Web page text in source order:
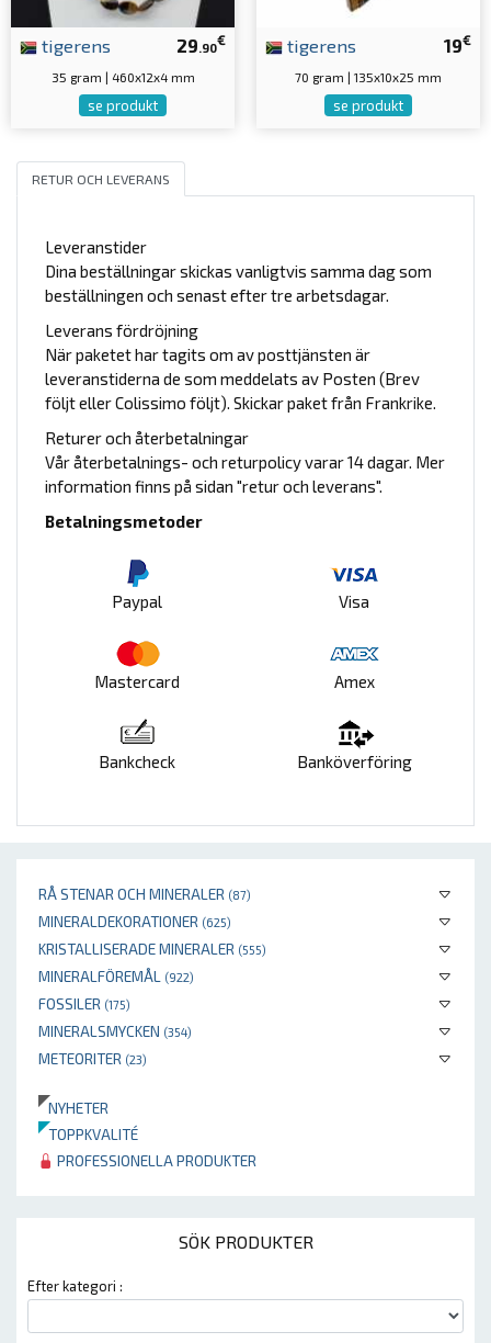
RÅ STENAR OCH MINERALER (87)
MINERALDEKORATIONER (625)
KRISTALLISERADE MINERALER (555)
MINERALFÖREMÅL (922)
FOSSILER (175)
MINERALSMYCKEN (354)
METEORITER (23)
NYHETER
TOPPKVALITÉ
PROFESSIONELLA PRODUKTER
SÖK PRODUKTER
Efter kategori :
29 .90€
tigerens
35 gram | 460x12x4 mm
se produkt
19€
tigerens
70 gram | 135x10x25 mm
se produkt
RETUR OCH LEVERANS
Leveranstider
Dina beställningar skickas vanligtvis samma dag som
beställningen och senast efter tre arbetsdagar.
Leverans fördröjning
När paketet har tagits om av posttjänsten är
leveranstiderna de som meddelats av Posten (Brev
följt eller Colissimo följt). Skickar paket från Frankrike.
Returer och återbetalningar
Vår återbetalnings- och returpolicy varar 14 dagar. Mer
information finns på sidan "retur och leverans".
Betalningsmetoder
Paypal Visa
Mastercard Amex
Bankcheck Banköverföring